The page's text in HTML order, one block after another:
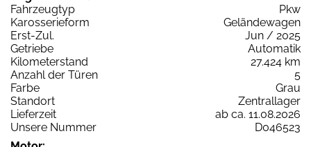
Fahrzeugtyp
Pkw
Karosserieform
Geländewagen
Erst-Zul.
Jun / 2025
Getriebe
Automatik
Kilometerstand
27.424 km
Anzahl der Türen
5
Farbe
Grau
Standort
Zentrallager
Lieferzeit
ab ca. 11.08.2026
Unsere Nummer
D046523